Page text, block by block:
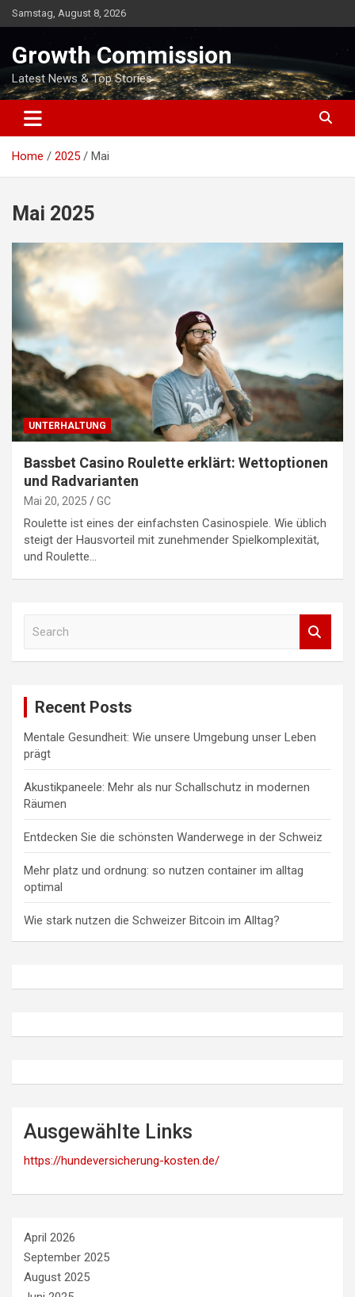
Skip
to
Samstag, August 8, 2026
Growth Commission
Latest News & Top Stories
Home 2025 Mai
Mai 2025
UNTERHALTUNG
Bassbet Casino Roulette erklärt: Wettoptionen
und Radvarianten
Mai 20, 2025 GC
Roulette ist eines der einfachsten Casinospiele. Wie üblich
steigt der Hausvorteil mit zunehmender Spielkomplexität,
und Roulette…
Recent Posts
Mentale Gesundheit: Wie unsere Umgebung unser Leben
prägt
Akustikpaneele: Mehr als nur Schallschutz in modernen
Räumen
Entdecken Sie die schönsten Wanderwege in der Schweiz
Mehr platz und ordnung: so nutzen container im alltag
optimal
Wie stark nutzen die Schweizer Bitcoin im Alltag?
Ausgewählte Links
https://hundeversicherung-kosten.de/
April 2026
September 2025
August 2025